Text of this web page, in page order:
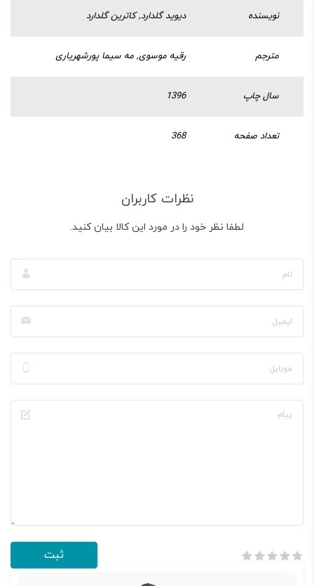
نویسنده دیوید گلدارد, کاترین گلدارد
مترجم رقیه موسوی, مه سیما پورشهریاری
سال چاپ 1396
تعداد صفحه 368
نظرات کاربران
لطفا نظر خود را در مورد این کالا بیان کنید.